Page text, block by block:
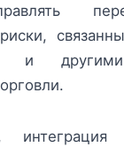
и
интеграция